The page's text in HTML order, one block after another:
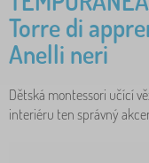
Torre di
Anelli neri
Dětská montessori učící
interiéru ten správný